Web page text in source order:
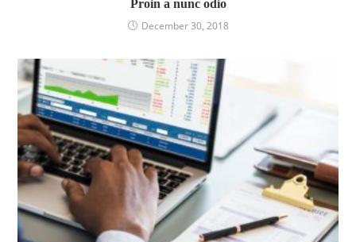
Proin a nunc odio
December 30, 2018